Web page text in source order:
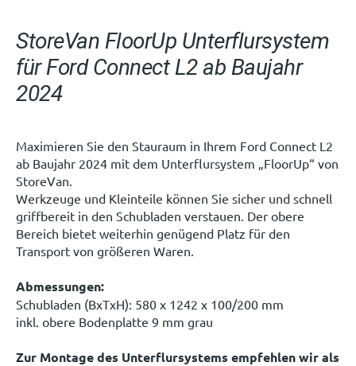
StoreVan FloorUp Unterflursystem
für Ford Connect L2 ab Baujahr
2024
Maximieren Sie den Stauraum in Ihrem Ford Connect L2
ab Baujahr 2024 mit dem Unterflursystem „FloorUp“ von
StoreVan.
Werkzeuge und Kleinteile können Sie sicher und schnell
griffbereit in den Schubladen verstauen. Der obere
Bereich bietet weiterhin genügend Platz für den
Transport von größeren Waren.
Abmessungen:
Schubladen (BxTxH): 580 x 1242 x 100/200 mm
inkl. obere Bodenplatte 9 mm grau
Zur Montage des Unterflursystems empfehlen wir als